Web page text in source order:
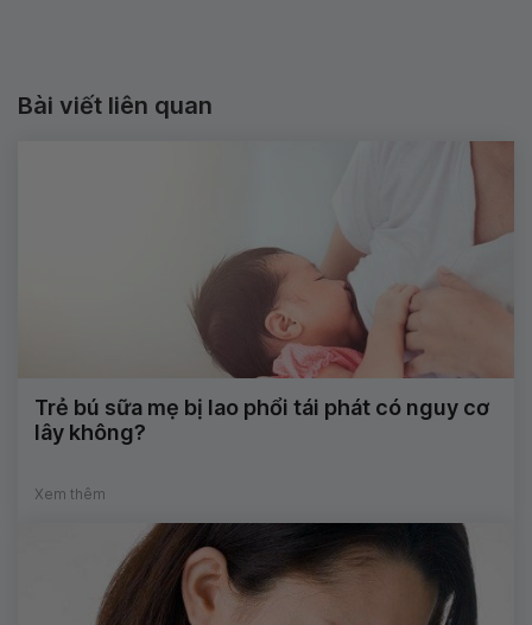
Bài viết liên quan
Trẻ bú sữa mẹ bị lao phổi tái phát có nguy cơ
lây không?
Xem thêm